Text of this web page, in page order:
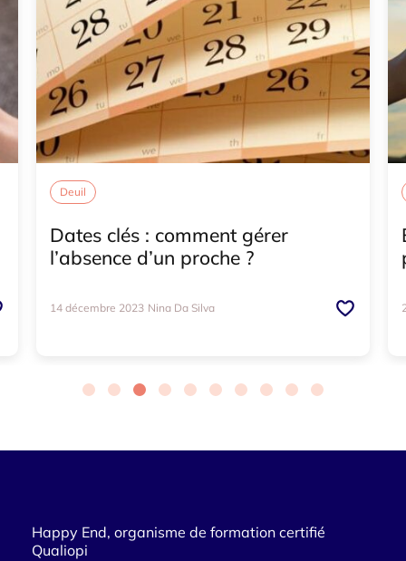
Deuil
Dates clés : comment gérer
l’absence d’un proche ?
14 décembre 2023 Nina Da Silva
Happy End, organisme de formation certifié
Qualiopi